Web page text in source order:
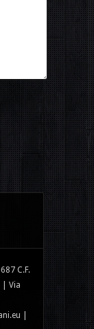
C.F.
| Via
|